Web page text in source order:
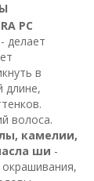
PC
- делает
в
длине,
волоса.
камелии,
ши -